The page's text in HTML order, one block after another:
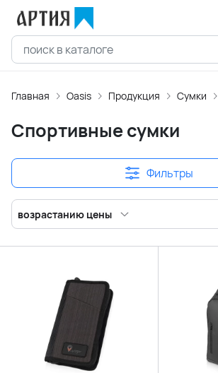
Главная Oasis Продукция Сумки
Спортивные сумки
Фильтры
возрастанию цены